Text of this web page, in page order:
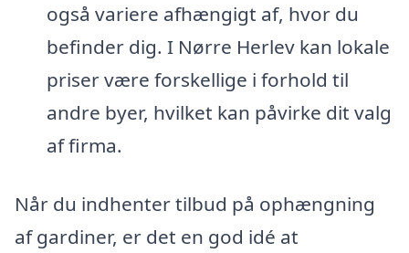
også variere afhængigt af, hvor du
befinder dig. I Nørre Herlev kan lokale
priser være forskellige i forhold til
andre byer, hvilket kan påvirke dit valg
af firma.
Når du indhenter tilbud på ophængning
af gardiner, er det en god idé at